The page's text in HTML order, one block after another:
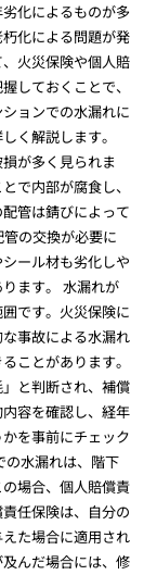
化によるものが多
化による問題が発
火災保険や個人賠
しておくことで、
ョンでの水漏れに
く解説します。
が多く見られま
で内部が腐食し、
管は錆びによって
の交換が必要に
ール材も劣化しや
ます。 水漏れが
です。火災保険に
事故による水漏れ
ことがあります。
と判断され、補償
容を確認し、経年
を事前にチェック
の水漏れは、階下
場合、個人賠償責
任保険は、自分の
た場合に適用され
んだ場合には、修